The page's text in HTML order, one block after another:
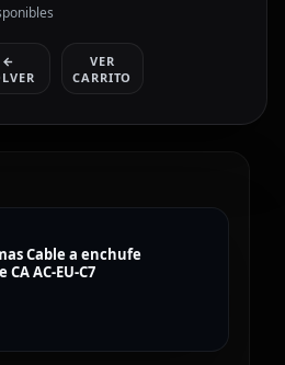
←
VER
CARRITO
Cable a enchufe
AC-EU-C7